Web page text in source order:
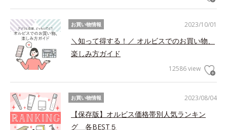
2023/10/01
お買い物情報
＼知って得する！／ オルビスでのお買い物、
楽しみ方ガイド
12586 view
2023/08/04
お買い物情報
【保存版】オルビス価格帯別人気ランキン
グ 各BEST５